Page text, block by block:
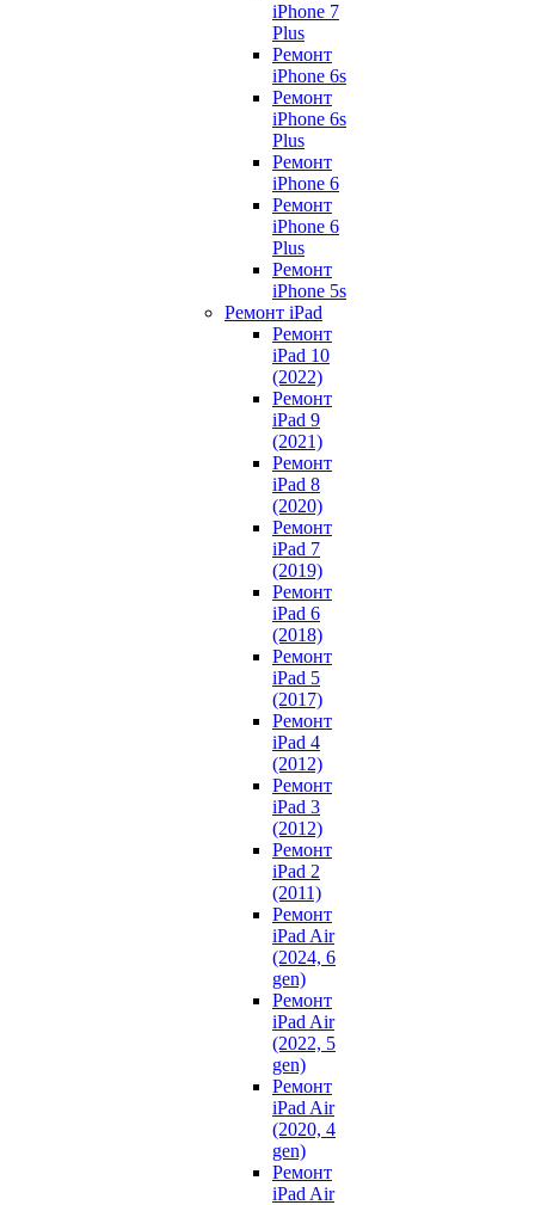
iPhone 7
Plus
Ремонт
iPhone 6s
Ремонт
iPhone 6s
Plus
Ремонт
iPhone 6
Ремонт
iPhone 6
Plus
Ремонт
iPhone 5s
Ремонт iPad
Ремонт
iPad 10
(2022)
Ремонт
iPad 9
(2021)
Ремонт
iPad 8
(2020)
Ремонт
iPad 7
(2019)
Ремонт
iPad 6
(2018)
Ремонт
iPad 5
(2017)
Ремонт
iPad 4
(2012)
Ремонт
iPad 3
(2012)
Ремонт
iPad 2
(2011)
Ремонт
iPad Air
(2024, 6
gen)
Ремонт
iPad Air
(2022, 5
gen)
Ремонт
iPad Air
(2020, 4
gen)
Ремонт
iPad Air